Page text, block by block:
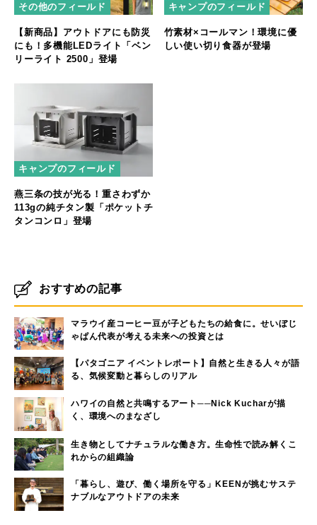
その他のフィールド
【新商品】アウトドアにも防災
にも！多機能LEDライト「ベン
リーライト 2500」登場
キャンプのフィールド
竹素材×コールマン！環境に優
しい使い切り食器が登場
キャンプのフィールド
燕三条の技が光る！重さわずか
113gの純チタン製「ポケットチ
タンコンロ」登場
おすすめの記事
マラウイ産コーヒー豆が子どもたちの給食に。せいぼじ
ゃぱん代表が考える未来への投資とは
【パタゴニア イベントレポート】自然と生きる人々が語
る、気候変動と暮らしのリアル
ハワイの自然と共鳴するアート──Nick Kucharが描
く、環境へのまなざし
生き物としてナチュラルな働き方。生命性で読み解くこ
れからの組織論
「暮らし、遊び、働く場所を守る」KEENが挑むサステ
ナブルなアウトドアの未来